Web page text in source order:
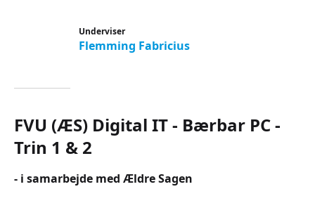
Underviser
Flemming Fabricius
FVU (ÆS) Digital IT - Bærbar PC -
Trin 1 & 2
- i samarbejde med Ældre Sagen